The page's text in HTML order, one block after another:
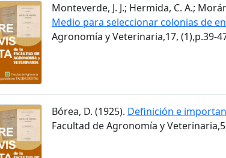
Monteverde, J. J.; Hermida, C. A.;
Medio para seleccionar colonias de
Agronomía y Veterinaria,17, (1),p.39-
Bórea, D. (1925). Definición e
Facultad de Agronomía y